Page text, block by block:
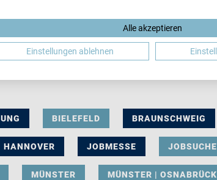
BIELEFELD BRAUNSCHWEIG
HANNOVER JOBMESSE JOBSUCHE
MÜNSTER MÜNSTER | OSNABRÜCK
Alle akzeptieren
Einstellungen ablehnen